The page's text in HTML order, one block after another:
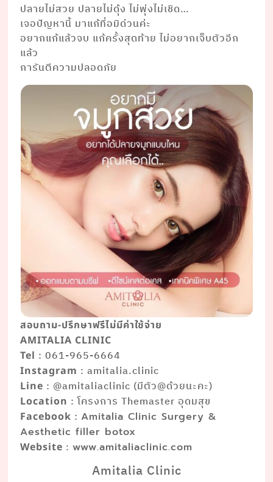
ปลายไม่สวย ปลายไม่ดุ้ง ไม่พุ่งไม่เชิด…
เจอปัญหานี้ มาแก้ที่อมิด่วนค่ะ
อยากแก้แล้วจบ แก้ครั้งสุดท้าย ไม่อยากเจ็บตัวอีก
แล้ว
การันตีความปลอดภัย
สอบถาม-ปรึกษาฟรีไม่มีค่าใช้จ่าย
AMITALIA CLINIC
Tel : 061-965-6664
Instagram : amitalia.clinic
Line : @amitaliaclinic (มีตัว@ด้วยนะคะ)
Location : โครงการ Themaster อุดมสุข
Facebook :Amitalia Clinic Surgery &
Aesthetic filler botox
Website :www.amitaliaclinic.com
Amitalia Clinic